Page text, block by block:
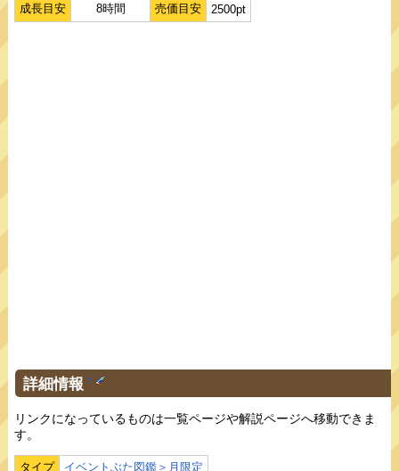
成長目安
8時間 売価目安 2500pt
詳細情報 †
リンクになっているものは一覧ページや解説ページへ移動できま
す。
タイプ イベントぶた図鑑＞月限定